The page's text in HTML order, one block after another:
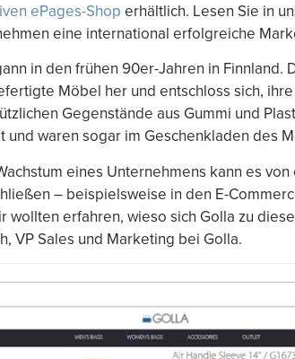
ePages-Shop erhältlich. Lesen Sie in
eine international erfolgreiche
in den frühen 90er-Jahren in Finnland.
Möbel her und entschloss sich,
Gegenstände aus Gummi und
waren sogar im Geschenkladen des
eines Unternehmens kann es
– beispielsweise in den E-
wollten erfahren, wieso sich Golla zu
VP Sales und Marketing bei Golla.